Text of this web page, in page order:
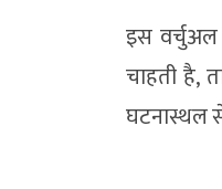
इस वर्चुअल
चाहती है,
घटनास्थल